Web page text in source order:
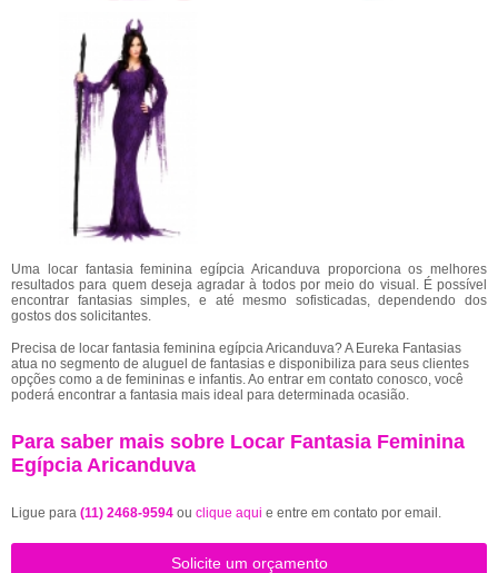
Uma locar fantasia feminina egípcia Aricanduva proporciona os melhores
resultados para quem deseja agradar à todos por meio do visual. É possível
encontrar fantasias simples, e até mesmo sofisticadas, dependendo dos
gostos dos solicitantes.
Precisa de locar fantasia feminina egípcia Aricanduva? A Eureka Fantasias
atua no segmento de aluguel de fantasias e disponibiliza para seus clientes
opções como a de femininas e infantis. Ao entrar em contato conosco, você
poderá encontrar a fantasia mais ideal para determinada ocasião.
Para saber mais sobre Locar Fantasia Feminina
Egípcia Aricanduva
Ligue para (11) 2468-9594 ou clique aqui e entre em contato por email.
Solicite um orçamento